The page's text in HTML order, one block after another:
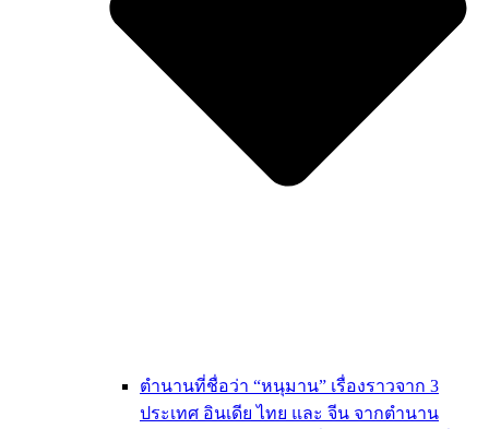
ตำนานที่ชื่อว่า “หนุมาน” เรื่องราวจาก 3
ประเทศ อินเดีย ไทย และ จีน จากตำนาน